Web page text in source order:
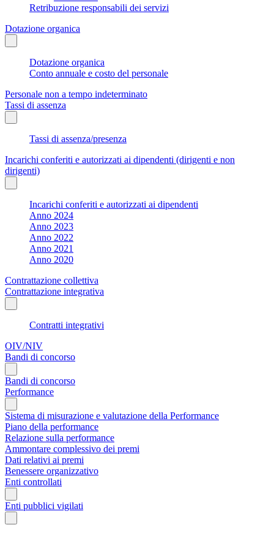
Retribuzione responsabili dei servizi
Dotazione organica
Dotazione organica
Conto annuale e costo del personale
Personale non a tempo indeterminato
Tassi di assenza
Tassi di assenza/presenza
Incarichi conferiti e autorizzati ai dipendenti (dirigenti e non
dirigenti)
Incarichi conferiti e autorizzati ai dipendenti
Anno 2024
Anno 2023
Anno 2022
Anno 2021
Anno 2020
Contrattazione collettiva
Contrattazione integrativa
Contratti integrativi
OIV/NIV
Bandi di concorso
Bandi di concorso
Performance
Sistema di misurazione e valutazione della Performance
Piano della performance
Relazione sulla performance
Ammontare complessivo dei premi
Dati relativi ai premi
Benessere organizzativo
Enti controllati
Enti pubblici vigilati